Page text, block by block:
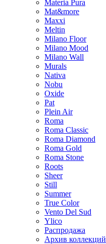
Materia Pura
Mat&more
Maxxi
Meltin
Milano Floor
Milano Mood
Milano Wall
Murals
Nativa
Nobu
Oxide
Pat
Plein Air
Roma
Roma Classic
Roma Diamond
Roma Gold
Roma Stone
Roots
Sheer
Still
Summer
True Color
Vento Del Sud
Ylico
Распродажа
Архив коллекций